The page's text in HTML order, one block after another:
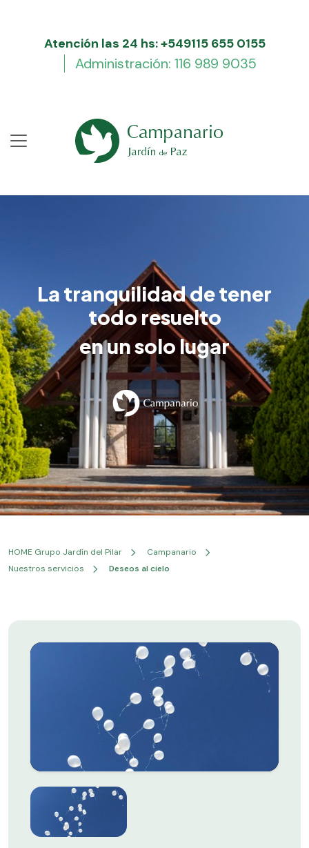
Atención las 24 hs: +549115 655 0155
Administración: 116 989 9035
La tranquilidad de tener
todo resuelto
en un solo lugar
HOME Grupo Jardín del Pilar
Campanario
Nuestros servicios
Deseos al cielo